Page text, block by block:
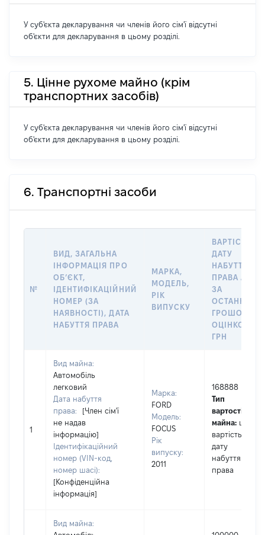
У суб'єкта декларування чи членів його сім'ї відсутні
об'єкти для декларування в цьому розділі.
5. Цінне рухоме майно (крім
транспортних засобів)
У суб'єкта декларування чи членів його сім'ї відсутні
об'єкти для декларування в цьому розділі.
6. Транспортні засоби
№
ВИД, ЗАГАЛЬНА
ІНФОРМАЦІЯ ПРО
ОБʼЄКТ,
ІДЕНТИФІКАЦІЙНИЙ
НОМЕР (ЗА
НАЯВНОСТІ), ДАТА
НАБУТТЯ ПРАВА
МАРКА,
МОДЕЛЬ,
РІК
ВИПУСКУ
ВАРТІСТЬ НА
ДАТУ
НАБУТТЯ
ПРАВА АБО
ЗА
ГРОШОВОЮ
ОЦІНКОЮ,
ГРН
1
Вид майна:
Автомобіль
легковий
Дата набуття
права:
[Член сім'ї
не надав
інформацію]
Ідентифікаційний
номер (VIN-код,
номер шасі):
[Конфіденційна
інформація]
Марка:
FORD
Модель:
FOCUS
Рік
випуску:
2011
168888
Тип
вартості
майна: це
вартість на
дату
набуття
права
Вид майна: